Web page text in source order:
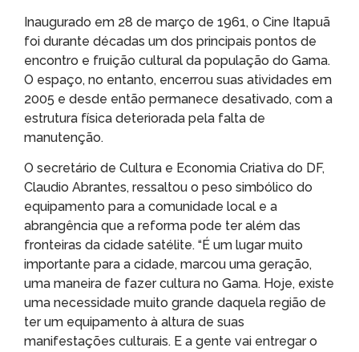
Inaugurado em 28 de março de 1961, o Cine Itapuã
foi durante décadas um dos principais pontos de
encontro e fruição cultural da população do Gama.
O espaço, no entanto, encerrou suas atividades em
2005 e desde então permanece desativado, com a
estrutura física deteriorada pela falta de
manutenção.
O secretário de Cultura e Economia Criativa do DF,
Claudio Abrantes, ressaltou o peso simbólico do
equipamento para a comunidade local e a
abrangência que a reforma pode ter além das
fronteiras da cidade satélite. “É um lugar muito
importante para a cidade, marcou uma geração,
uma maneira de fazer cultura no Gama. Hoje, existe
uma necessidade muito grande daquela região de
ter um equipamento à altura de suas
manifestações culturais. E a gente vai entregar o